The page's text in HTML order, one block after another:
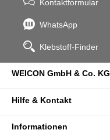
Kontaktformular
WhatsApp
Klebstoff-Finder
WEICON GmbH & Co. KG
Hilfe & Kontakt
Informationen